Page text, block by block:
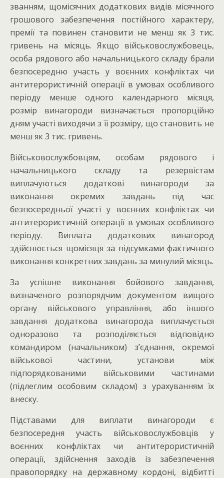
званням, щомісячних додаткових видів місячного
грошового забезпечення постійного характеру,
премії та повинен становити не менш як 3 тис.
гривень на місяць. Якщо військовослужбовець,
особа рядового або начальницького складу брали
безпосередню участь у воєнних конфліктах чи
антитерористичній операції в умовах особливого
періоду менше одного календарного місяця,
розмір винагороди визначається пропорційно
дням участі виходячи з її розміру, що становить не
менш як 3 тис. гривень.
Військовослужбовцям, особам рядового і
начальницького складу та резервістам
виплачуються додаткові винагороди за
виконання окремих завдань під час
безпосередньої участі у воєнних конфліктах чи
антитерористичній операції в умовах особливого
періоду. Виплата додаткових винагород
здійснюється щомісяця за підсумками фактичного
виконання конкретних завдань за минулий місяць.
За успішне виконання бойового завдання,
визначеного розпорядчим документом вищого
органу військового управління, або іншого
завдання додаткова винагорода виплачується
одноразово та розподіляється відповідно
командиром (начальником) з’єднання, окремої
військової частини, установи між
підпорядкованими військовими частинами
(підлеглим особовим складом) з урахуванням їх
внеску.
Підставами для виплати винагороди є
безпосередня участь військовослужбовців у
воєнних конфліктах чи антитерористичній
операції, здійснення заходів із забезпечення
правопорядку на державному кордоні, відбитті